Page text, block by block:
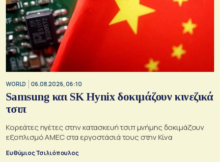
WORLD 06.08.2026, 06:10
Samsung και SK Hynix δοκιμάζουν κινεζικά
τσιπ
Κορεάτες ηγέτες στην κατασκευή τσιπ μνήμης δοκιμάζουν
εξοπλισμό AMEC στα εργοστάσιά τους στην Κίνα
Ευθύμιος Τσιλιόπουλος